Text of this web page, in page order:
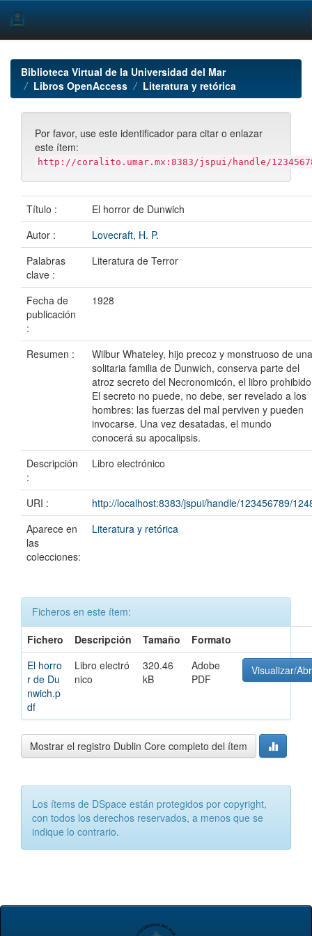
navigationBiblioteca Virtual de la Universidad del Mar
Libros OpenAccess
Literatura y retórica
Por favor, use este identificador para citar o enlazar
este ítem:
http://coralito.umar.mx:8383/jspui/handle/
Título :
El horror de Dunwich
Autor :
Lovecraft, H. P.
Palabras
clave :
Literatura de Terror
Fecha de
publicación
:
1928
Resumen :
Wilbur Whateley, hijo precoz y monstruoso de una
solitaria familia de Dunwich, conserva parte del
atroz secreto del Necronomicón, el libro
El secreto no puede, no debe, ser revelado a los
hombres: las fuerzas del mal perviven y pueden
invocarse. Una vez desatadas, el mundo
conocerá su apocalipsis.
Descripción
:
Libro electrónico
URI :
http://localhost:8383/jspui/handle/123456789/
Aparece en
las
colecciones:
Literatura y retórica
Ficheros en este ítem:
Fichero
Descripción Tamaño
Formato
El horro
r de Du
nwich.p
df
Libro electró
nico
320.46
kB
Adobe
PDF
Visualizar/
Mostrar el registro Dublin Core completo del ítem
Los ítems de DSpace están protegidos por copyright,
con todos los derechos reservados, a menos que se
indique lo contrario.